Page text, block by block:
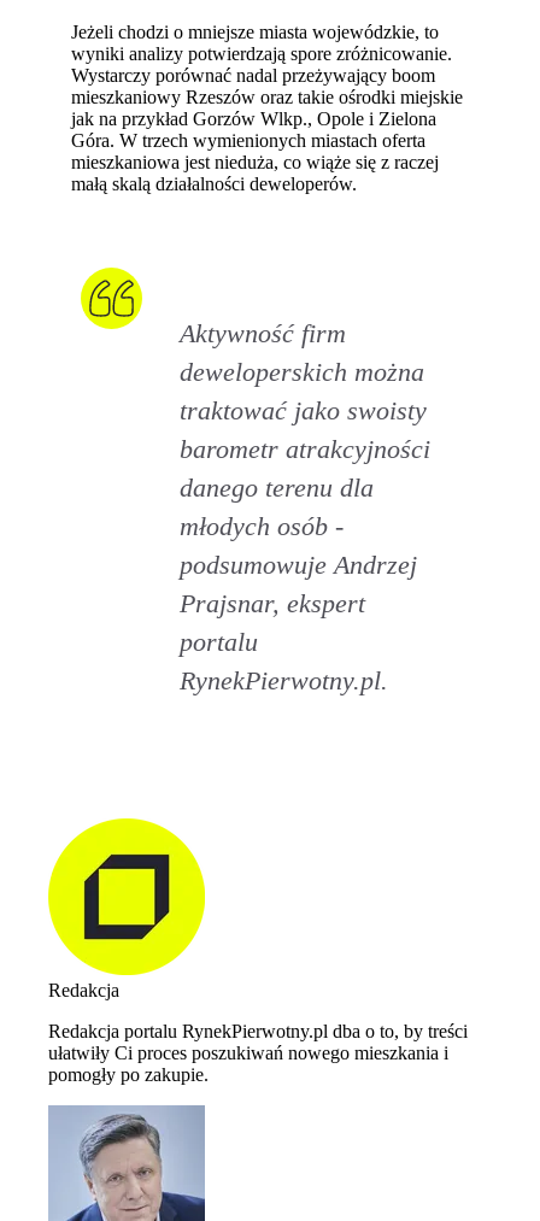
Jeżeli chodzi o mniejsze miasta wojewódzkie, to
wyniki analizy potwierdzają spore zróżnicowanie.
Wystarczy porównać nadal przeżywający boom
mieszkaniowy Rzeszów oraz takie ośrodki miejskie
jak na przykład Gorzów Wlkp., Opole i Zielona
Góra. W trzech wymienionych miastach oferta
mieszkaniowa jest nieduża, co wiąże się z raczej
małą skalą działalności deweloperów.
Aktywność firm
deweloperskich można
traktować jako swoisty
barometr atrakcyjności
danego terenu dla
młodych osób -
podsumowuje Andrzej
Prajsnar, ekspert
portalu
RynekPierwotny.pl.
Redakcja
Redakcja portalu RynekPierwotny.pl dba o to, by treści
ułatwiły Ci proces poszukiwań nowego mieszkania i
pomogły po zakupie.